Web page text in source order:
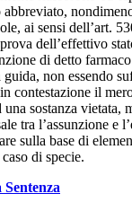
ai sensi dell’art.
dell’effettivo
di detto
guida, non essendo
contestazione il
sostanza vietata,
tra l’assunzione e
sulla base di
di specie.